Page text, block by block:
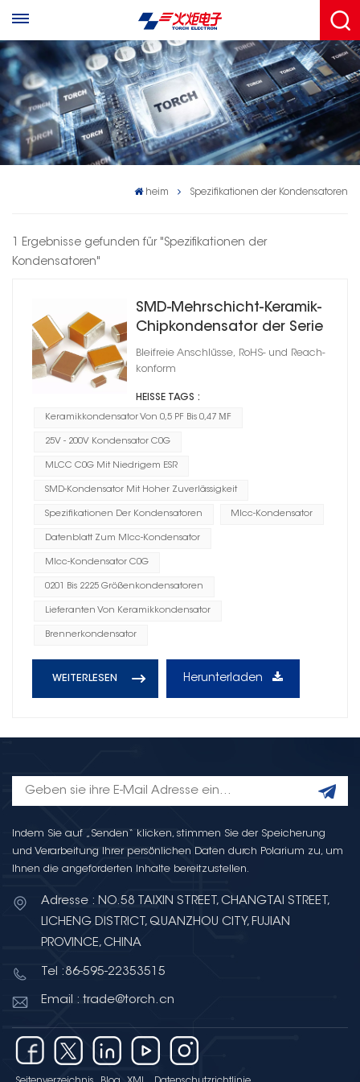
heim Spezifikationen der Kondensatoren
1 Ergebnisse gefunden für "Spezifikationen der
Kondensatoren"
SMD-Mehrschicht-Keramik-
Chipkondensator der Serie
CC41 C0G
Bleifreie Anschlüsse, RoHS- und Reach-
konform
HEISSE TAGS :
Keramikkondensator Von 0,5 PF Bis 0,47 ΜF
25V - 200V Kondensator C0G
MLCC C0G Mit Niedrigem ESR
SMD-Kondensator Mit Hoher Zuverlässigkeit
Spezifikationen Der Kondensatoren Mlcc-Kondensator
Datenblatt Zum Mlcc-Kondensator
Mlcc-Kondensator C0G
0201 Bis 2225 Größenkondensatoren
Lieferanten Von Keramikkondensator
Brennerkondensator
WEITERLESEN Herunterladen
Indem Sie auf „Senden“ klicken, stimmen Sie der Speicherung
und Verarbeitung Ihrer persönlichen Daten durch Polarium zu, um
Ihnen die angeforderten Inhalte bereitzustellen.
Adresse : NO.58 TAIXIN STREET, CHANGTAI STREET,
LICHENG DISTRICT, QUANZHOU CITY, FUJIAN
PROVINCE, CHINA
Tel :86-595-22353515
Email : trade@torch.cn